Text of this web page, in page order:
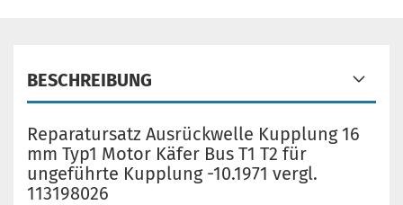
BESCHREIBUNG
Reparatursatz Ausrückwelle Kupplung 16
mm Typ1 Motor Käfer Bus T1 T2 für
ungeführte Kupplung -10.1971 vergl.
113198026